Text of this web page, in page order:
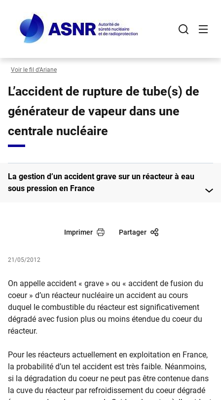
contenu
principal
Voir le fil d’Ariane
L’accident de rupture de tube(s) de
générateur de vapeur dans une
centrale nucléaire
La gestion d’un accident grave sur un réacteur à eau
sous pression en France
Imprimer Partager
21/05/2012
On appelle accident « grave » ou « accident de fusion du
coeur » d’un réacteur nucléaire un accident au cours
duquel le combustible du réacteur est significativement
dégradé avec fusion plus ou moins étendue du coeur du
réacteur.
Pour les réacteurs actuellement en exploitation en France,
la probabilité d’un tel accident est très faible. Néanmoins,
si la dégradation du coeur ne peut pas être contenue dans
la cuve du réacteur par refroidissement du coeur dégradé